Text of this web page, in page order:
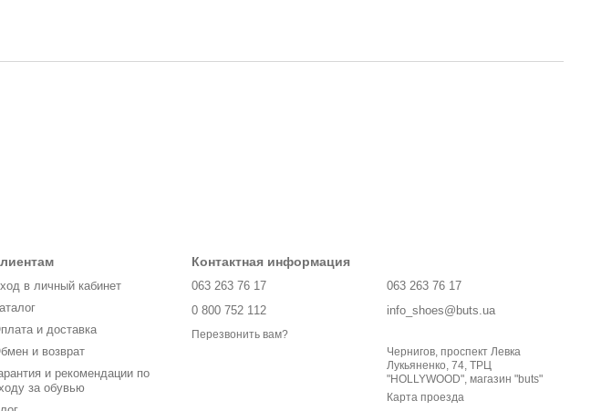
в личный кабинет
и доставка
и возврат
и рекомендации по
за обувью
Контактная информация
063 263 76 17
0 800 752 112
Перезвонить вам?
063 263 76 17
info_shoes@buts.ua
Чернигов, проспект Левка
Лукьяненко, 74, ТРЦ
"HOLLYWOOD", магазин "buts"
Карта проезда